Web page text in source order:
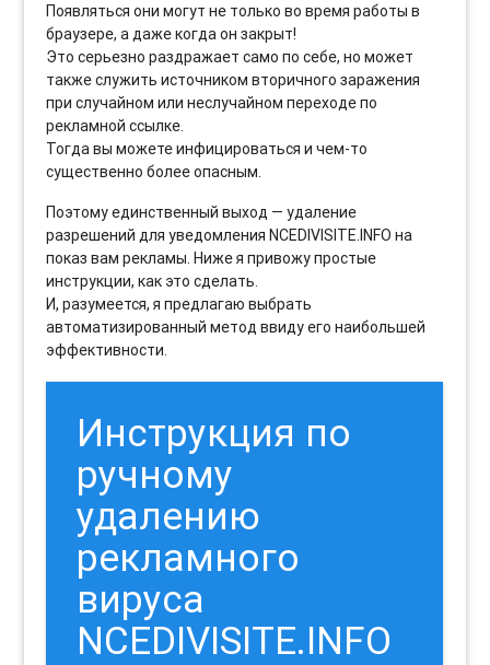
Появляться они могут не только во время работы в
браузере, а даже когда он закрыт!
Это серьезно раздражает само по себе, но может
также служить источником вторичного заражения
при случайном или неслучайном переходе по
рекламной ссылке.
Тогда вы можете инфицироваться и чем-то
существенно более опасным.
Поэтому единственный выход — удаление
разрешений для уведомления NCEDIVISITE.INFO на
показ вам рекламы. Ниже я привожу простые
инструкции, как это сделать.
И, разумеется, я предлагаю выбрать
автоматизированный метод ввиду его наибольшей
эффективности.
Инструкция по
ручному
удалению
рекламного
вируса
NCEDIVISITE.INFO